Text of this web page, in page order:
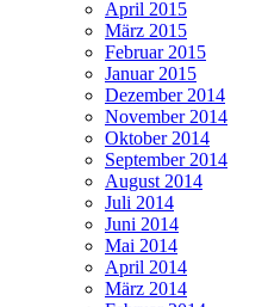
April 2015
März 2015
Februar 2015
Januar 2015
Dezember 2014
November 2014
Oktober 2014
September 2014
August 2014
Juli 2014
Juni 2014
Mai 2014
April 2014
März 2014